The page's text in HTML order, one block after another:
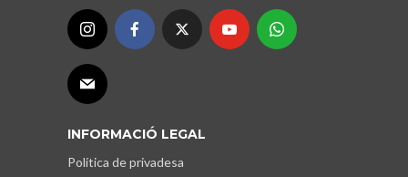
INFORMACIÓ LEGAL
Política de privadesa